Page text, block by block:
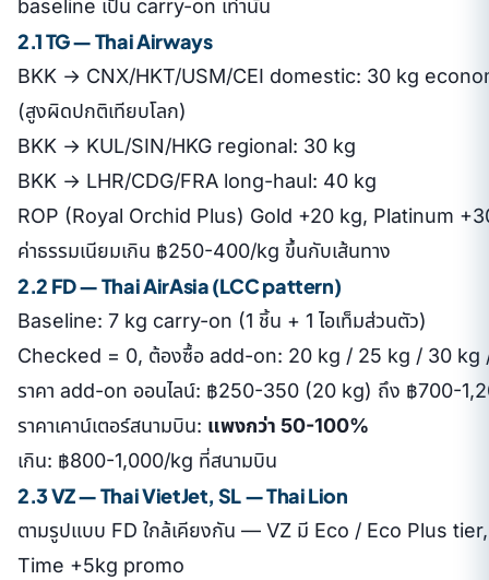
baseline เป็น carry-on เท่านั้น
2.1 TG — Thai Airways
BKK → CNX/HKT/USM/CEI domestic: 30 kg
(สูงผิดปกติเทียบโลก)
BKK → KUL/SIN/HKG regional: 30 kg
BKK → LHR/CDG/FRA long-haul: 40 kg
ROP (Royal Orchid Plus) Gold +20 kg, Platinum
ค่าธรรมเนียมเกิน ฿250-400/kg ขึ้นกับเส้นทาง
2.2 FD — Thai AirAsia (LCC pattern)
Baseline: 7 kg carry-on (1 ชิ้น + 1 ไอเท็มส่วนตัว)
Checked = 0, ต้องซื้อ add-on: 20 kg / 25 kg / 30 kg
ราคา add-on ออนไลน์: ฿250-350 (20 kg) ถึง ฿700-
ราคาเคาน์เตอร์สนามบิน: แพงกว่า 50-100%
เกิน: ฿800-1,000/kg ที่สนามบิน
2.3 VZ — Thai VietJet, SL — Thai Lion
ตามรูปแบบ FD ใกล้เคียงกัน — VZ มี Eco / Eco Plus
Time +5kg promo